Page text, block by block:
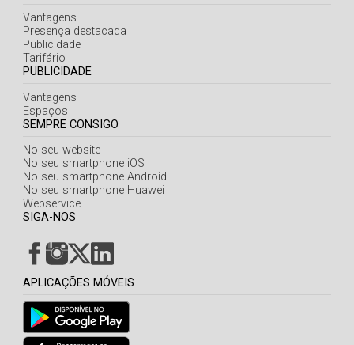
Vantagens
Presença destacada
Publicidade
Tarifário
PUBLICIDADE
Vantagens
Espaços
SEMPRE CONSIGO
No seu website
No seu smartphone iOS
No seu smartphone Android
No seu smartphone Huawei
Webservice
SIGA-NOS
APLICAÇÕES MÓVEIS